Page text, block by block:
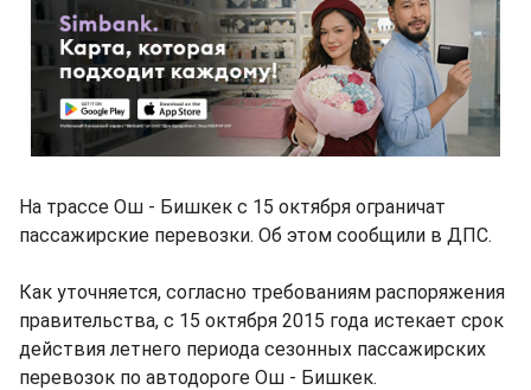
На трассе Ош - Бишкек с 15 октября ограничат
пассажирские перевозки. Об этом сообщили в ДПС.
Как уточняется, согласно требованиям распоряжения
правительства, с 15 октября 2015 года истекает срок
действия летнего периода сезонных пассажирских
перевозок по автодороге Ош - Бишкек.